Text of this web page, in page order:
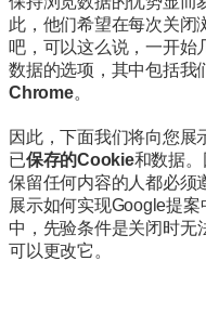
此，他们希望在每次关闭
吧，可以这么说，一开始
数据的选项，其中包括我
Chrome。
因此，下面我们将向您展
已保存的Cookie和数据。
保留任何内容的人都必须
展示如何实现Google提
中 ， 先验条件是关闭时无
可以更改它。